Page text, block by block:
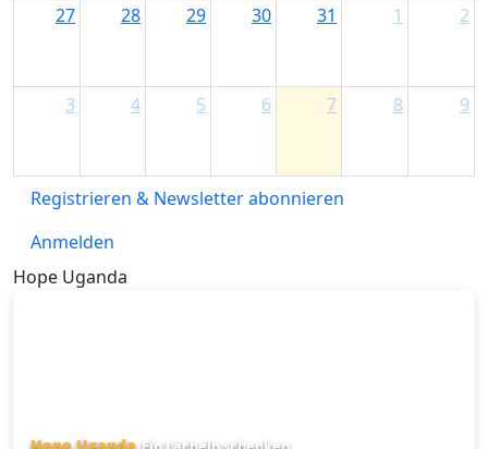
27 28 29 30 31 1 2
3 4 5 6 7 8 9
Registrieren & Newsletter abonnieren
Anmelden
Hope Uganda
Hope Uganda